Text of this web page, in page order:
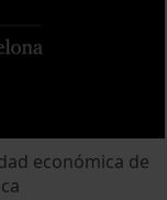
económica de